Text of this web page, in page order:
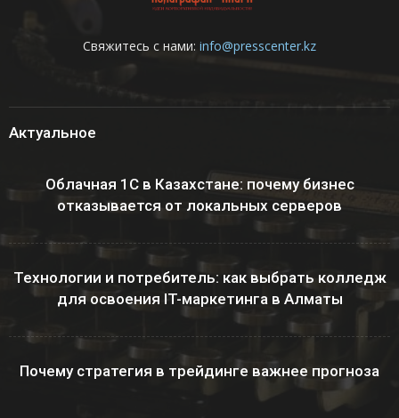
Свяжитесь с нами: info@presscenter.kz
Актуальное
Облачная 1С в Казахстане: почему бизнес
отказывается от локальных серверов
Технологии и потребитель: как выбрать колледж
для освоения IT-маркетинга в Алматы
Почему стратегия в трейдинге важнее прогноза